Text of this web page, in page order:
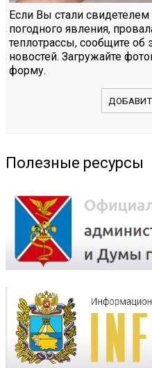
Если Вы стали
погодного явления,
теплотрассы, сообщите об
новостей. Загружайте
форму.
Полезные ресурсы